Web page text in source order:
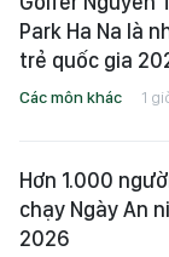
Park Ha Na là
trẻ quốc gia
Các môn khác 1
Hơn 1.000
chạy Ngày An
2026